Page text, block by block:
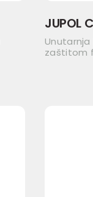
JUPOL
zaštitom